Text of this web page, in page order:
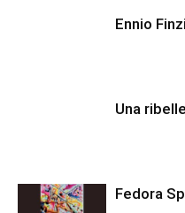
Ennio
Una
Fedora